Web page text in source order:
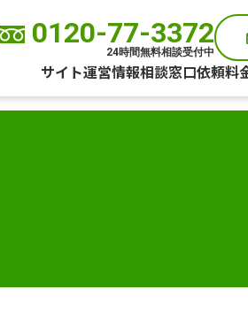
0120-77-3372
24時間無料相談受付中
サイト運営情報相談窓口依頼料